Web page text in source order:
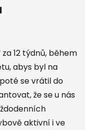
12 týdnů, během
abys byl na
se vrátil do
že se u nás
aktivní i ve